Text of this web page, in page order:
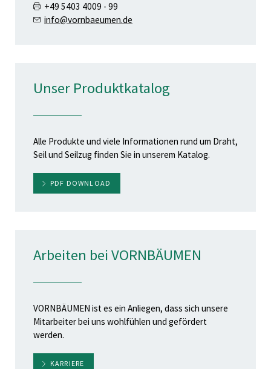
+49 5403 4009 - 99
info@vornbaeumen.de
Unser Produktkatalog
Alle Produkte und viele Informationen rund um Draht,
Seil und Seilzug finden Sie in unserem Katalog.
PDF DOWNLOAD
Arbeiten bei VORNBÄUMEN
VORNBÄUMEN ist es ein Anliegen, dass sich unsere
Mitarbeiter bei uns wohlfühlen und gefördert
werden.
KARRIERE